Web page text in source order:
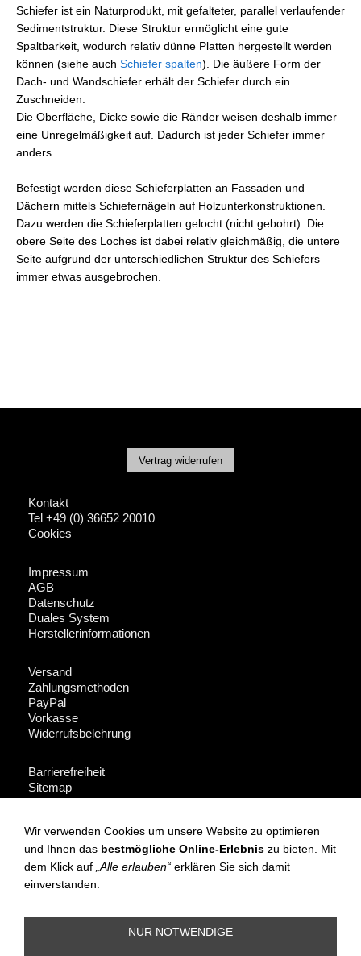
Schiefer ist ein Naturprodukt, mit gefalteter, parallel verlaufender
Sedimentstruktur. Diese Struktur ermöglicht eine gute
Spaltbarkeit, wodurch relativ dünne Platten hergestellt werden
können (siehe auch Schiefer spalten). Die äußere Form der
Dach- und Wandschiefer erhält der Schiefer durch ein
Zuschneiden.
Die Oberfläche, Dicke sowie die Ränder weisen deshalb immer
eine Unregelmäßigkeit auf. Dadurch ist jeder Schiefer immer
anders
Befestigt werden diese Schieferplatten an Fassaden und
Dächern mittels Schiefernägeln auf Holzunterkonstruktionen.
Dazu werden die Schieferplatten gelocht (nicht gebohrt). Die
obere Seite des Loches ist dabei relativ gleichmäßig, die untere
Seite aufgrund der unterschiedlichen Struktur des Schiefers
immer etwas ausgebrochen.
Vertrag widerrufen
Kontakt
Tel +49 (0) 36652 20010
Cookies
Impressum
AGB
Datenschutz
Duales System
Herstellerinformationen
Versand
Zahlungsmethoden
PayPal
Vorkasse
Widerrufsbelehrung
Barrierefreiheit
Sitemap
Fakeshop-Finder
Instagram
(c) OPOSSUM design 2010 All rights reserved: Artikel, Fotos und
Wir verwenden Cookies um unsere Website zu optimieren
und Ihnen das bestmögliche Online-Erlebnis zu bieten. Mit
dem Klick auf „Alle erlauben“ erklären Sie sich damit
einverstanden.
NUR NOTWENDIGE